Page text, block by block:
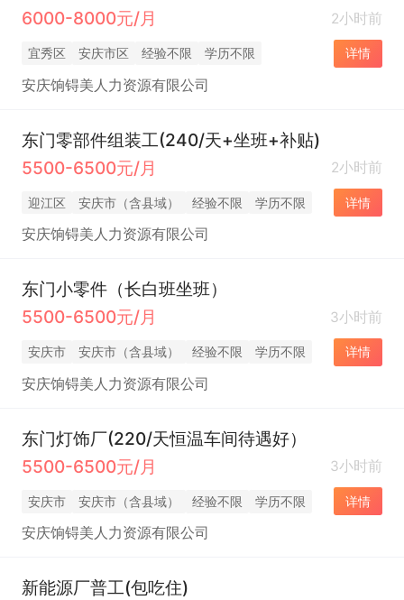
6000-8000元/月
2小时前
宜秀区 安庆市区 经验不限 学历不限 详情
安庆饷锝美人力资源有限公司
东门零部件组装工(240/天+坐班+补贴)
5500-6500元/月
2小时前
迎江区 安庆市（含县域） 经验不限 学历不限 详情
安庆饷锝美人力资源有限公司
东门小零件（长白班坐班）
5500-6500元/月
3小时前
安庆市 安庆市（含县域） 经验不限 学历不限 详情
安庆饷锝美人力资源有限公司
东门灯饰厂(220/天恒温车间待遇好）
5500-6500元/月
3小时前
安庆市 安庆市（含县域） 经验不限 学历不限 详情
安庆饷锝美人力资源有限公司
新能源厂普工(包吃住)